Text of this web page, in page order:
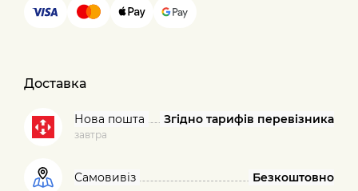
Доставка
Нова пошта
завтра
Згідно тарифів перевізника
Самовивіз Безкоштовно